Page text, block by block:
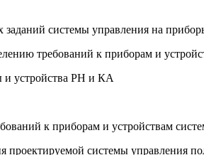
заданий системы управления на
требований к приборам и
и устройства РН и КА
к приборам и устройствам
проектируемой системы управления